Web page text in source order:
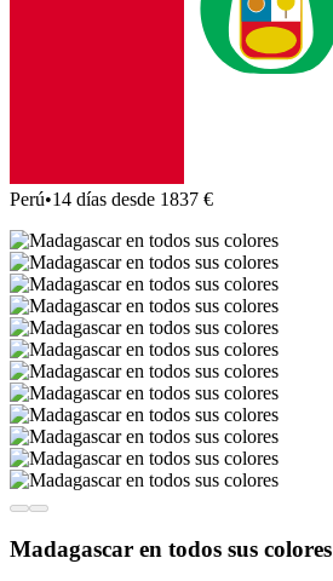
Perú•14 días desde 1837 €
Madagascar en todos sus colores